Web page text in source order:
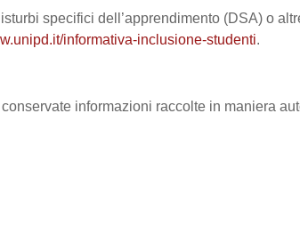
specifici dell’apprendimento (DSA) o
informativa-inclusione-studenti.
informazioni raccolte in maniera